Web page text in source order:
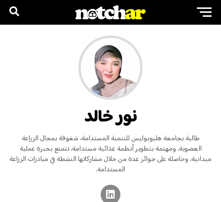
نور خالد
طالبة بجامعة هليوبوليس للتنمية المستدامة، شغوفة بمجال الزراعة
العضوية، ومهتمة بتطوير أنظمة غذائية مستدامة، تتمتع بخبرة عملية
ميدانية، وحاصلة على جوائز عدة من خلال مشاركاتها النشطة في مبادرات الزراعة
المستدامة.